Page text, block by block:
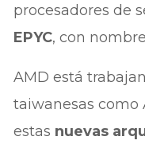
procesadores de
EPYC, con
AMD está
taiwanesas como
estas nuevas